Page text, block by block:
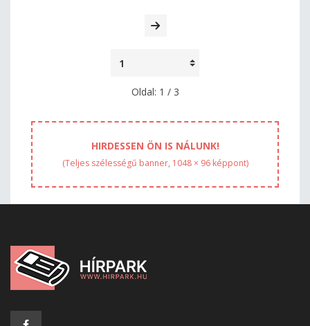
Oldal: 1 / 3
HIRDESSEN ÖN IS NÁLUNK!
(Teljes szélességű banner, 1048 × 96 képpont)